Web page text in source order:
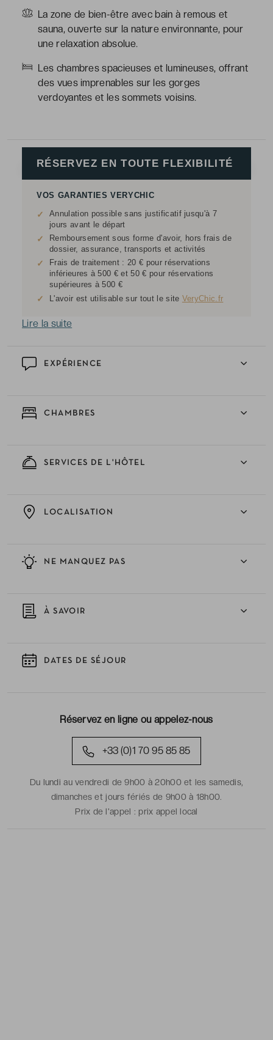
La zone de bien-être avec bain à remous et
sauna, ouverte sur la nature environnante, pour
une relaxation absolue.
Les chambres spacieuses et lumineuses, offrant
des vues imprenables sur les gorges
verdoyantes et les sommets voisins.
EXPÉRIENCE
CHAMBRES
SERVICES DE L'HÔTEL
NE MANQUEZ PAS
LOCALISATION
À SAVOIR
DATES DE SÉJOUR
Réservez en ligne ou appelez-nous
+33 (0)1 70 95 85 85
Du lundi au vendredi de 9h00 à 20h00 et les samedis,
dimanches et jours fériés de 9h00 à 18h00.
Prix de l'appel :prix appel local
RÉSERVEZ EN TOUTE FLEXIBILITÉ
VOS GARANTIES VERYCHIC
✓
Annulation possible sans justificatif jusqu'à 7
jours avant le départ
✓
Remboursement sous forme d'avoir, hors frais de
dossier, assurance, transports et activités
✓
Frais de traitement : 20 € pour réservations
inférieures à 500 € et 50 € pour réservations
supérieures à 500 €
✓ L'avoir est utilisable sur tout le site VeryChic.fr
Lire la suite